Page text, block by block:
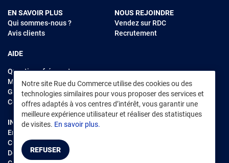
EN SAVOIR PLUS
Qui sommes-nous ?
Avis clients
AIDE
Questions fréquentes
Modes de règlements
Garantie et retours
Contacter Rue du Commerce
NOUS REJOINDRE
Vendez sur RDC
Recrutement
INFORMATIONS LÉGALES
Environnement
CGV /CGU Marketplace
Données personnelles
Notre site Rue du Commerce utilise des cookies ou des
technologies similaires pour vous proposer des services et
offres adaptés à vos centres d’intérêt, vous garantir une
meilleure expérience utilisateur et réaliser des statistiques
de visites. En savoir plus.
REFUSER